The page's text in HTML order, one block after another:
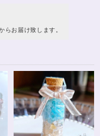
らお届け致します。